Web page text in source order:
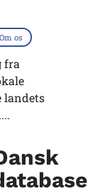
Om os
fra
landets